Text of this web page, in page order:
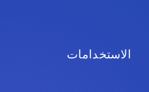
الاستخدامات